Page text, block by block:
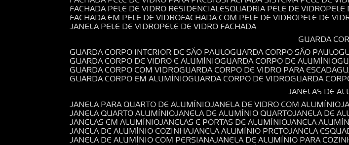
FACHADA PELE DE VIDRO RESIDENCIAL ESQUADRIA PELE DE VIDRO
FACHADA EM PELE DE VIDRO FACHADA COM PELE DE VIDRO PELE DE
JANELA PELE DE VIDRO PELE DE VIDRO FACHADA
GUARDA
GUARDA CORPO INTERIOR DE SÃO PAULO GUARDA CORPO SÃO PAULO
GUARDA CORPO DE VIDRO E ALUMÍNIO GUARDA CORPO DE ALUMÍNIO
GUARDA CORPO COM VIDRO GUARDA CORPO DE VIDRO PARA ESCADA
GUARDA CORPO EM ALUMÍNIO GUARDA CORPO DE VIDRO GUARDA
JANELAS DE
JANELA PARA QUARTO DE ALUMÍNIO JANELA DE VIDRO COM ALUMÍNIO
JANELA QUARTO ALUMÍNIO JANELA DE ALUMÍNIO QUARTO JANELA DE
JANELAS EM ALUMÍNIO JANELAS E PORTAS DE ALUMÍNIO JANELA
JANELA DE ALUMÍNIO COZINHA JANELA ALUMÍNIO PRETO JANELA
JANELA DE ALUMÍNIO COM PERSIANA JANELA DE ALUMÍNIO PARA